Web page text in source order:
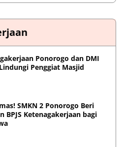
Ponorogo dan DMI
Penggiat Masjid
SMKN 2 Ponorogo Beri
BPJS Ketenagakerjaan bagi